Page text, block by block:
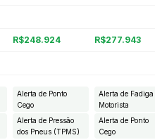
R$248.924 R$277.943
Alerta de Ponto
Cego
Alerta de Pressão
dos Pneus (TPMS)
Alerta de Fadiga
Motorista
Alerta de Ponto
Cego